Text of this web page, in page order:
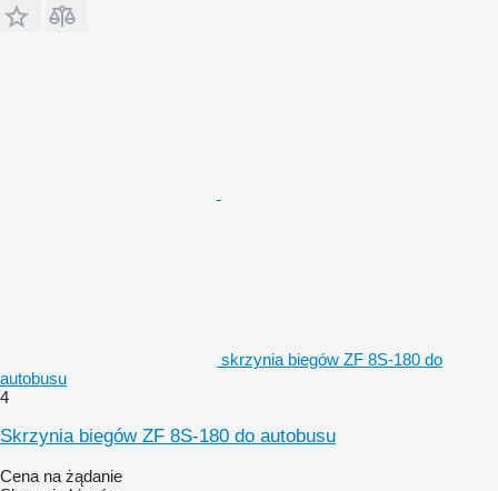
skrzynia biegów ZF 8S-180 do
autobusu
4
Skrzynia biegów ZF 8S-180 do autobusu
Cena na żądanie